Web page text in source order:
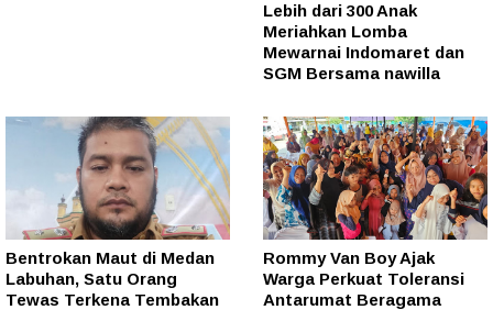
Lebih dari 300 Anak
Meriahkan Lomba
Mewarnai Indomaret dan
SGM Bersama nawilla
Bentrokan Maut di Medan
Labuhan, Satu Orang
Tewas Terkena Tembakan
Rommy Van Boy Ajak
Warga Perkuat Toleransi
Antarumat Beragama